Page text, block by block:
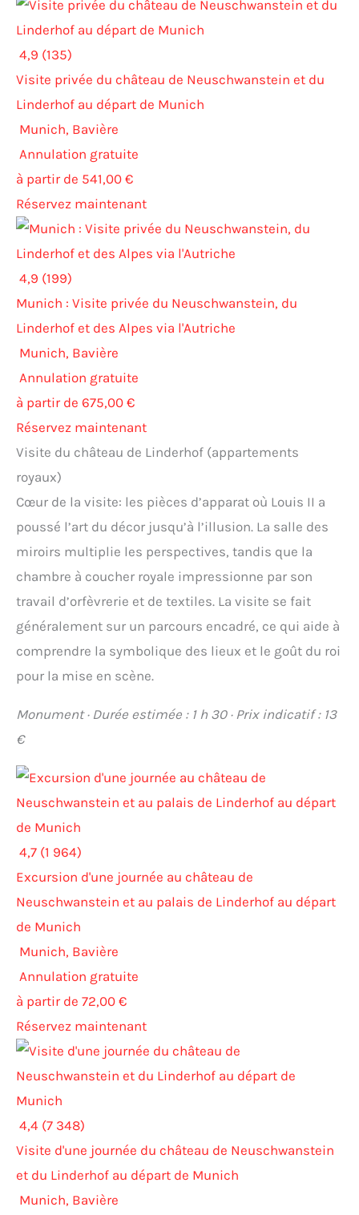
4,9 (135)
Visite privée du château de Neuschwanstein et du
Linderhof au départ de Munich
Munich, Bavière
Annulation gratuite
à partir de 541,00 €
Réservez maintenant
4,9 (199)
Munich : Visite privée du Neuschwanstein, du
Linderhof et des Alpes via l'Autriche
Munich, Bavière
Annulation gratuite
à partir de 675,00 €
Réservez maintenant
Visite du château de Linderhof (appartements
royaux)
Cœur de la visite: les pièces d’apparat où Louis II a
poussé l’art du décor jusqu’à l’illusion. La salle des
miroirs multiplie les perspectives, tandis que la
chambre à coucher royale impressionne par son
travail d’orfèvrerie et de textiles. La visite se fait
généralement sur un parcours encadré, ce qui aide à
comprendre la symbolique des lieux et le goût du roi
pour la mise en scène.
Monument · Durée estimée : 1 h 30 · Prix indicatif : 13
€
4,7 (1 964)
Excursion d'une journée au château de
Neuschwanstein et au palais de Linderhof au départ
de Munich
Munich, Bavière
Annulation gratuite
à partir de 72,00 €
Réservez maintenant
4,4 (7 348)
Visite d'une journée du château de Neuschwanstein
et du Linderhof au départ de Munich
Munich, Bavière